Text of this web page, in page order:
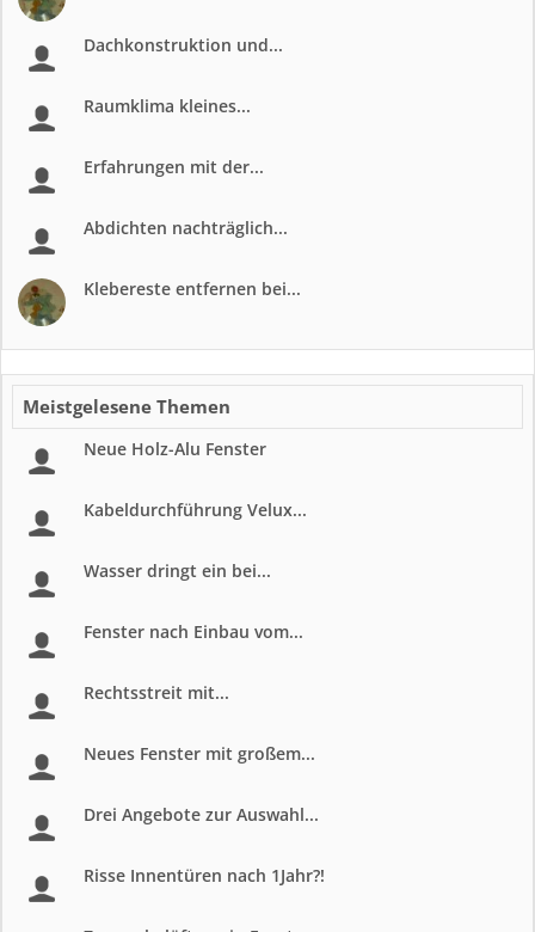
Dachkonstruktion und...
Raumklima kleines...
Erfahrungen mit der...
Abdichten nachträglich...
Klebereste entfernen bei...
Meistgelesene Themen
Neue Holz-Alu Fenster
Kabeldurchführung Velux...
Wasser dringt ein bei...
Fenster nach Einbau vom...
Rechtsstreit mit...
Neues Fenster mit großem...
Drei Angebote zur Auswahl...
Risse Innentüren nach 1Jahr?!